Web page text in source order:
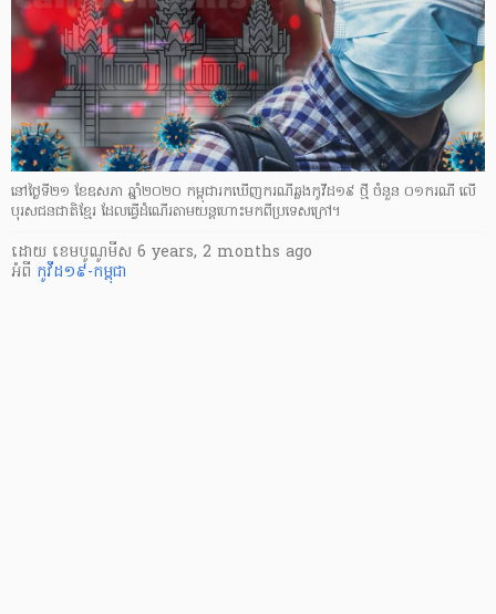
នៅថ្ងៃទី២១ ខែឧសភា ឆ្នាំ​២០២០ កម្ពុជា​រកឃើញ​ករណី​ឆ្លង​កូវីដ១៩ ថ្មី ចំនួន ០១ករណី លើ
បុរសជនជាតិខ្មែរ ដែលធ្វើ​ដំណើរតាម​យន្តហោះ​មកពី​ប្រទេសក្រៅ។
ដោយ ​ ខេមបូណូមីស 6 years, 2 months ago
អំពី កូវីដ១៩-កម្ពុជា